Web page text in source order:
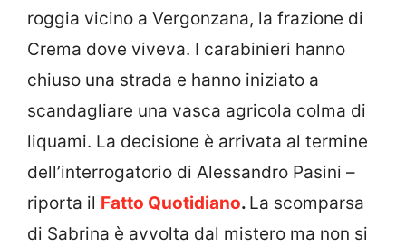
roggia vicino a Vergonzana, la frazione di
Crema dove viveva. I carabinieri hanno
chiuso una strada e hanno iniziato a
scandagliare una vasca agricola colma di
liquami. La decisione è arrivata al termine
dell’interrogatorio di Alessandro Pasini –
riporta il Fatto Quotidiano. La scomparsa
di Sabrina è avvolta dal mistero ma non si